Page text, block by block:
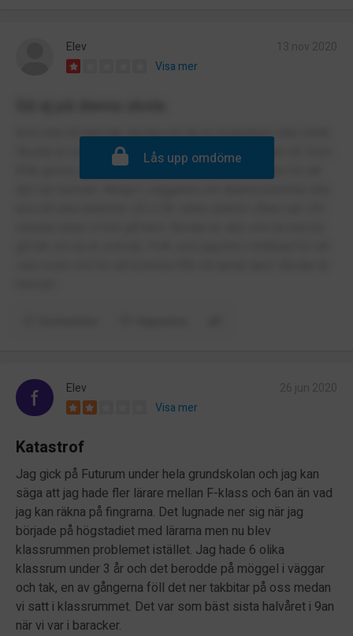
Elev
Visa mer
Kom inte till den här skolan om du är invandrare eller mörk.
Skolan är extremt rasistisk och ingen lärare säger till. Kom
ifrån gröna dalen till futurum men fick byta tillbaka för att
Lås upp omdöme
Elev
Visa mer
Katastrof
Jag gick på Futurum under hela grundskolan och jag kan
säga att jag hade fler lärare mellan F-klass och 6an än vad
jag kan räkna på fingrarna. Det lugnade ner sig när jag
började på högstadiet med lärarna men nu blev
klassrummen problemet istället. Jag hade 6 olika
klassrum under 3 år och det berodde på möggel i väggar
och tak, en av gångerna föll det ner takbitar på oss medan
vi satt i klassrummet. Det var som bäst sista halvåret i 9an
när vi var i baracker.